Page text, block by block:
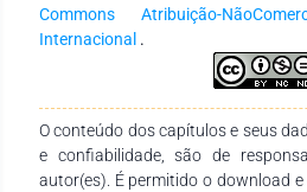
Commons Atribuição-
Internacional .
O conteúdo dos capítulos e seus
e confiabilidade, são de
autor(es). É permitido o download